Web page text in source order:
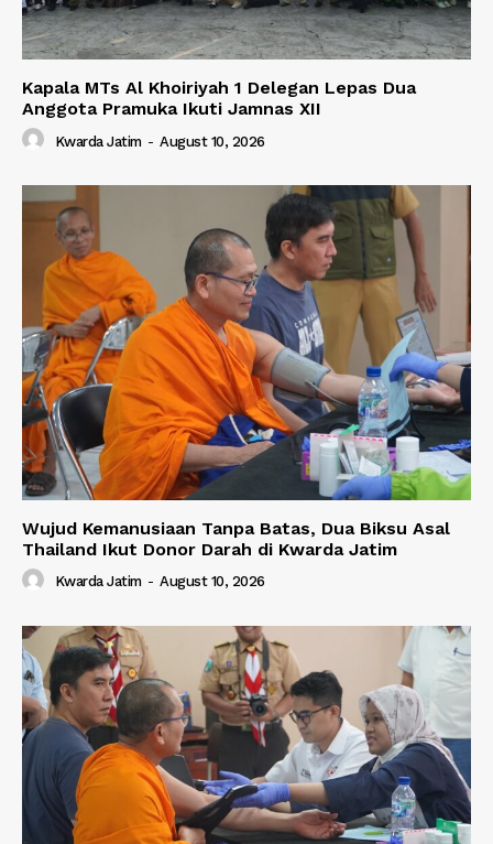
Kapala MTs Al Khoiriyah 1 Delegan Lepas Dua
Anggota Pramuka Ikuti Jamnas XII
Kwarda Jatim - August 10, 2026
Wujud Kemanusiaan Tanpa Batas, Dua Biksu Asal
Thailand Ikut Donor Darah di Kwarda Jatim
Kwarda Jatim - August 10, 2026